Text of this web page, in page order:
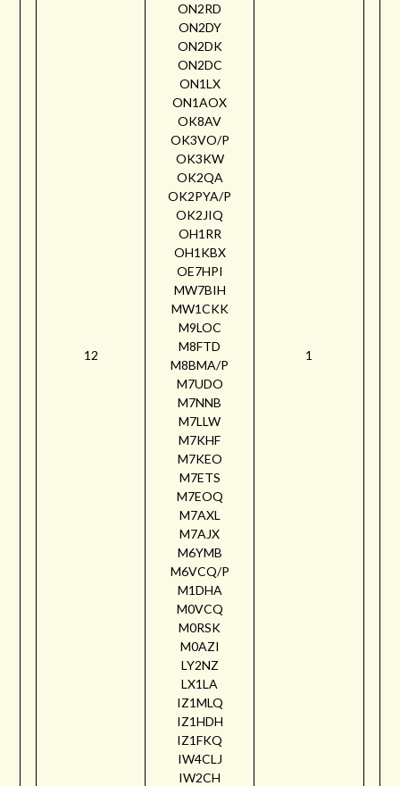
12
ON2RD
ON2DY
ON2DK
ON2DC
ON1LX
ON1AOX
OK8AV
OK3VO/P
OK3KW
OK2QA
OK2PYA/P
OK2JIQ
OH1RR
OH1KBX
OE7HPI
MW7BIH
MW1CKK
M9LOC
M8FTD
M8BMA/P
M7UDO
M7NNB
M7LLW
M7KHF
M7KEO
M7ETS
M7EOQ
M7AXL
M7AJX
M6YMB
M6VCQ/P
M1DHA
M0VCQ
M0RSK
M0AZI
LY2NZ
LX1LA
IZ1MLQ
IZ1HDH
IZ1FKQ
IW4CLJ
IW2CH
1